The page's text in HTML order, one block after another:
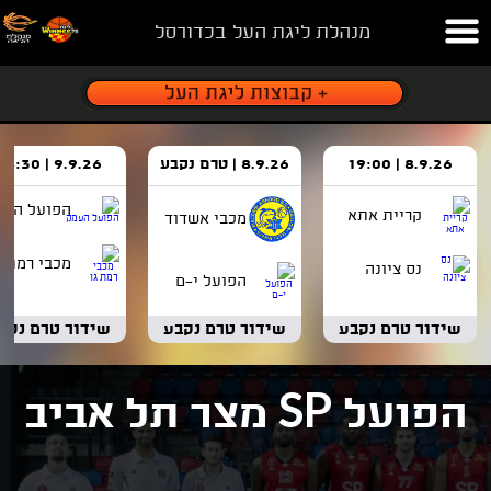
מנהלת ליגת העל בכדורסל
8.9.26 | 19:00
קריית אתא
נס ציונה
שידור טרם נקבע
8.9.26 | טרם נקבע
מכבי אשדוד
הפועל י-ם
שידור טרם נקבע
9.9.26 | 18:30
הפועל
מכבי רמת
שידור טרם
הפועלSPמצר תל אביב